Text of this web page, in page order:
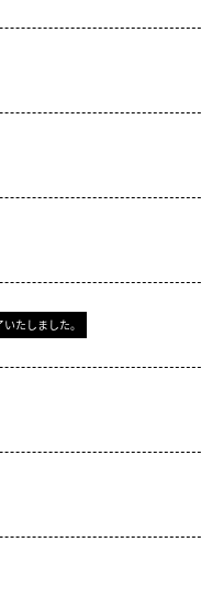
たしました。